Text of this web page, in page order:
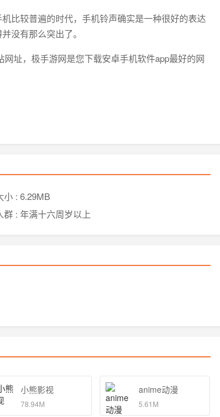
比较普遍的时代，手机铃声确实是一种很好的表达
没有那么突出了。
址，极手游网是您下载安卓手机软件app最好的网
小 : 6.29MB
群 : 年满十六周岁以上
小熊影视
78.94M
anime动漫
5.61M